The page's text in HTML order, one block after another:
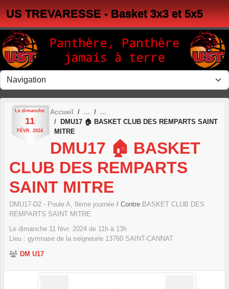
US TREVARESSE - Basket 3x3 et 5x5
Le dimanche
11
FÉVR. 2024
Accueil
DMU17 🏠 BASKET CLUB DES REMPARTS SAINT
MITRE
DMU17 🏠 BASKET
CLUB DES REMPARTS
SAINT MITRE
DMU17-D2 - Poule A, 8ème journée / Contre BASKET CLUB DES
REMPARTS SAINT MITRE
Le dimanche 11 févr. 2024 de 11h à 13h
Lieu : gymnase de la seigneurie 13760 SAINT-CANNAT
DM U17